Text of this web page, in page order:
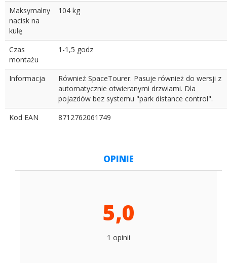
Maksymalny
nacisk na
kulę
104 kg
Czas
montażu
1-1,5 godz
Informacja
Również SpaceTourer. Pasuje również do wersji z
automatycznie otwieranymi drzwiami. Dla
pojazdów bez systemu "park distance control".
Kod EAN
8712762061749
OPINIE
5,0
1 opinii